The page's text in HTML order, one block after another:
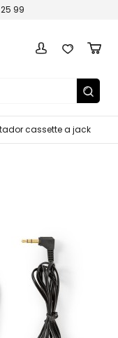
99
cassette a jack